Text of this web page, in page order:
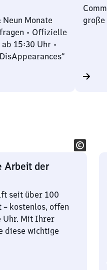
Monate
∙ Offizielle
15:30 Uhr ∙
große
Arbeit der
seit über 100
– kostenlos, offen
Uhr. Mit Ihrer
diese wichtige